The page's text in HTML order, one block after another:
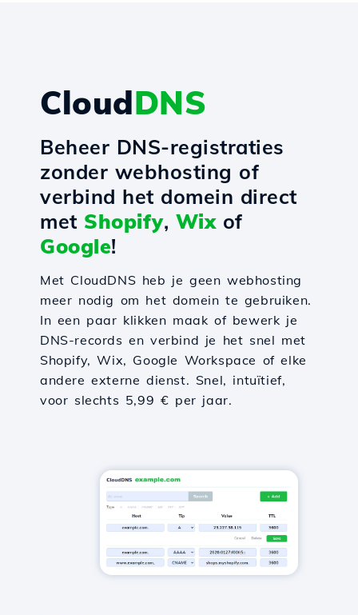
CloudDNS
Beheer DNS-registraties
zonder webhosting of
verbind het domein direct
met Shopify, Wixof
Google!
Met CloudDNS heb je geen webhosting
meer nodig om het domein te gebruiken.
In een paar klikken maak of bewerk je
DNS-records en verbind je het snel met
Shopify, Wix, Google Workspace of elke
andere externe dienst. Snel, intuïtief,
voor slechts 5,99 € per jaar.